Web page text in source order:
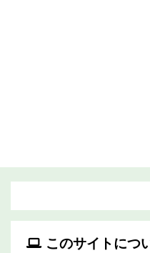
このサイトにつ